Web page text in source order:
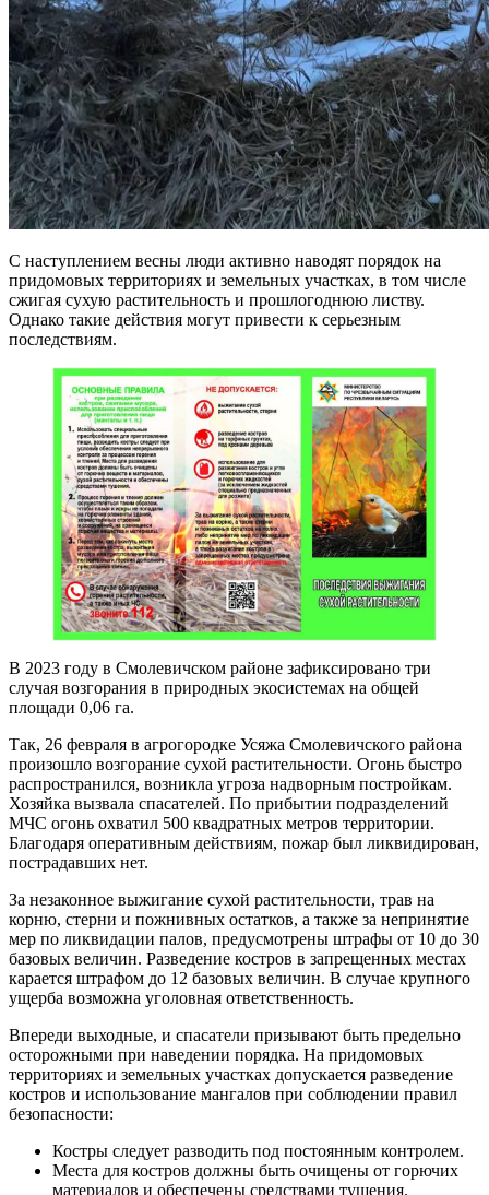
С наступлением весны люди активно наводят порядок на
придомовых территориях и земельных участках, в том числе
сжигая сухую растительность и прошлогоднюю листву.
Однако такие действия могут привести к серьезным
последствиям.
В 2023 году в Смолевичском районе зафиксировано три
случая возгорания в природных экосистемах на общей
площади 0,06 га.
Так, 26 февраля в агрогородке Усяжа Смолевичского района
произошло возгорание сухой растительности. Огонь быстро
распространился, возникла угроза надворным постройкам.
Хозяйка вызвала спасателей. По прибытии подразделений
МЧС огонь охватил 500 квадратных метров территории.
Благодаря оперативным действиям, пожар был ликвидирован,
пострадавших нет.
За незаконное выжигание сухой растительности, трав на
корню, стерни и пожнивных остатков, а также за непринятие
мер по ликвидации палов, предусмотрены штрафы от 10 до 30
базовых величин. Разведение костров в запрещенных местах
карается штрафом до 12 базовых величин. В случае крупного
ущерба возможна уголовная ответственность.
Впереди выходные, и спасатели призывают быть предельно
осторожными при наведении порядка. На придомовых
территориях и земельных участках допускается разведение
костров и использование мангалов при соблюдении правил
безопасности:
Костры следует разводить под постоянным контролем.
Места для костров должны быть очищены от горючих
материалов и обеспечены средствами тушения.